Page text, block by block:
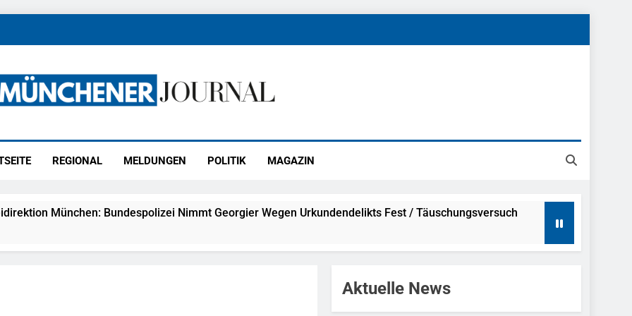
REGIONAL MELDUNGEN POLITIK MAGAZIN
München: Bundespolizei Nimmt Georgier Wegen Urkundendelikts Fest / Täuschungsversuch
München: Notruf Per Knopfdruck / Schnelle Festnahme Nach Sexueller Belästigung
Aktuelle News